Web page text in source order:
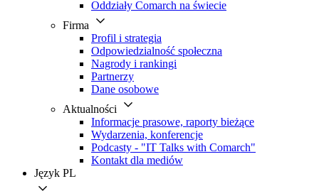
Oddziały Comarch na świecie
Firma
Profil i strategia
Odpowiedzialność społeczna
Nagrody i rankingi
Partnerzy
Dane osobowe
Aktualności
Informacje prasowe, raporty bieżące
Wydarzenia, konferencje
Podcasty - "IT Talks with Comarch"
Kontakt dla mediów
Język PL